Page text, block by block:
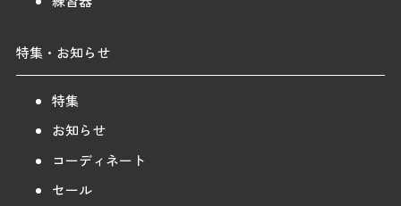
特集・お知らせ
特集
お知らせ
コーディネート
セール